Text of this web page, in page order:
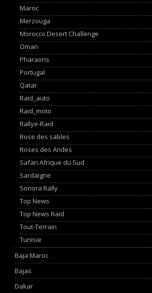
Maroc
Merzouga
Morocco Desert Challenge
Oman
Pharaons
Portugal
Qatar
Raid_auto
Raid_moto
Rallye-Raid
Rose des sables
Roses des Andes
Safari Afrique du Sud
Sardaigne
Sonora Rally
Top News
Top News Raid
Tout-Terrain
Tunisie
Baja Maroc
Bajas
Dakar